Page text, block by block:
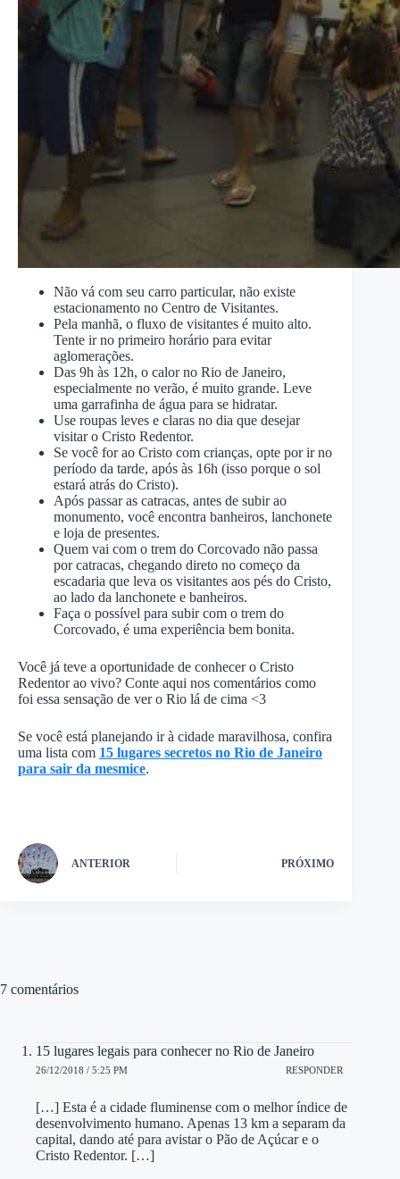
Não vá com seu carro particular, não existe
estacionamento no Centro de Visitantes.
Pela manhã, o fluxo de visitantes é muito alto.
Tente ir no primeiro horário para evitar
aglomerações.
Das 9h às 12h, o calor no Rio de Janeiro,
especialmente no verão, é muito grande. Leve
uma garrafinha de água para se hidratar.
Use roupas leves e claras no dia que desejar
visitar o Cristo Redentor.
Se você for ao Cristo com crianças, opte por ir no
período da tarde, após às 16h (isso porque o sol
estará atrás do Cristo).
Após passar as catracas, antes de subir ao
monumento, você encontra banheiros, lanchonete
e loja de presentes.
Quem vai com o trem do Corcovado não passa
por catracas, chegando direto no começo da
escadaria que leva os visitantes aos pés do Cristo,
ao lado da lanchonete e banheiros.
Faça o possível para subir com o trem do
Corcovado, é uma experiência bem bonita.
Você já teve a oportunidade de conhecer o Cristo
Redentor ao vivo? Conte aqui nos comentários como
foi essa sensação de ver o Rio lá de cima <3
Se você está planejando ir à cidade maravilhosa, confira
uma lista com 15 lugares secretos no Rio de Janeiro
para sair da mesmice.
ANTERIOR PRÓXIMO
7 comentários
15 lugares legais para conhecer no Rio de Janeiro
26/12/2018 / 5:25 PM RESPONDER
[…] Esta é a cidade fluminense com o melhor índice de
desenvolvimento humano. Apenas 13 km a separam da
capital, dando até para avistar o Pão de Açúcar e o
Cristo Redentor. […]